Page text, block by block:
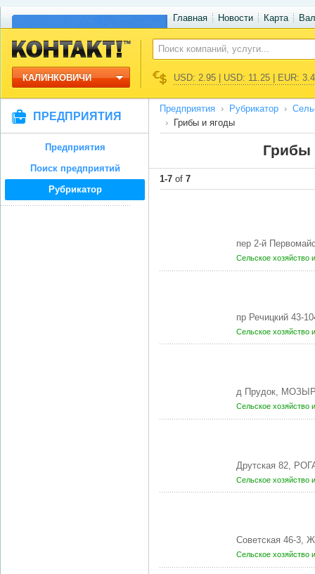
Главная Новости Карта
КАЛИНКОВИЧИ USD: 2.95 | USD: 11.25 | EUR:
ПРЕДПРИЯТИЯ
Предприятия
Поиск предприятий
Рубрикатор
Предприятия Рубрикатор
Грибы и ягоды
Грибы
1-7 of 7
пер 2-й
Сельское хозяйство
пр Речицкий 43-
Сельское хозяйство
д Прудок,
Сельское хозяйство
Друтская 82,
Сельское хозяйство
Советская 46-3,
Сельское хозяйство